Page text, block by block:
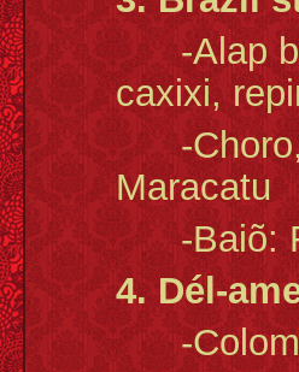
-Alap
caxixi,
-Choro,
Maracatu
-Baiõ:
4. Dél-
-